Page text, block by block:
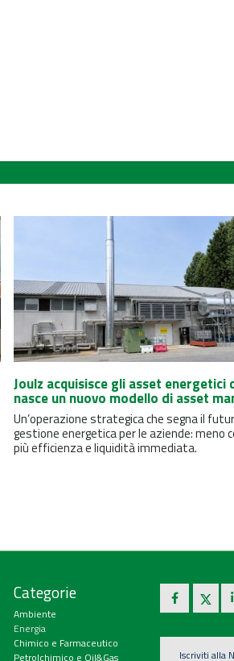
Joulz acquisisce gli asset energetici
nasce un nuovo modello di asset
Un’operazione strategica che segna il
gestione energetica per le aziende: meno
più efficienza e liquidità immediata.
Categorie
Ambiente
Energia
Chimico e Farmaceutico
Petrolchimico e Oil&Gas
Iscriviti alla